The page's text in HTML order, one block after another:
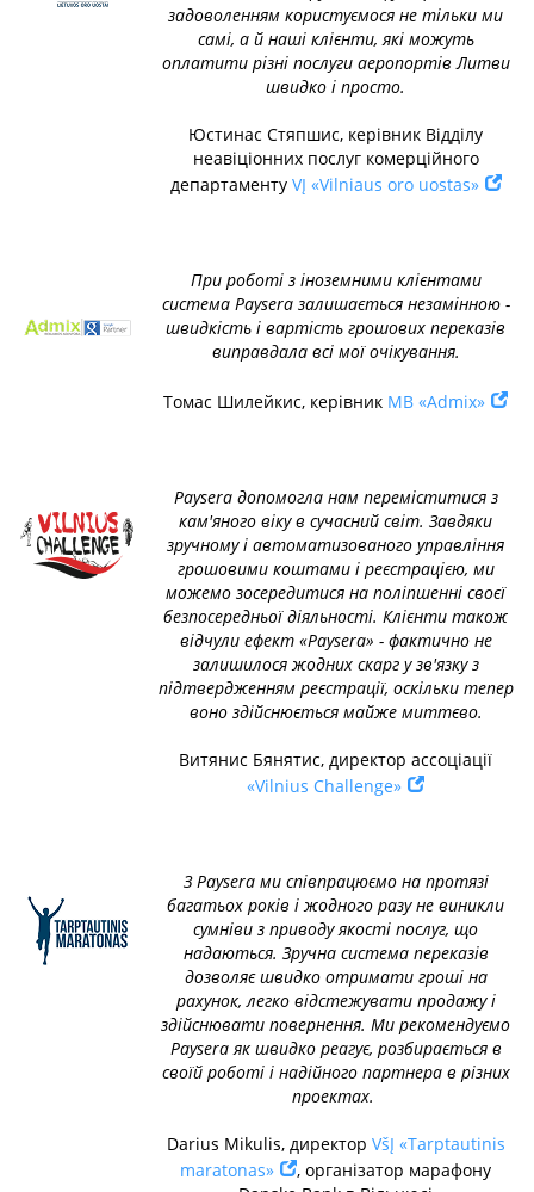
задоволенням користуємося не тільки ми
самі, а й наші клієнти, які можуть
оплатити різні послуги аеропортів Литви
швидко і просто.
Юстинас Стяпшис, керівник Відділу
неавіціонних послуг комерційного
департаменту VĮ «Vilniaus oro uostas»
При роботі з іноземними клієнтами
система Paysera залишається незамінною -
швидкість і вартість грошових переказів
виправдала всі мої очікування.
Томас Шилейкис, керівник MB «Admix»
Paysera допомогла нам переміститися з
кам'яного віку в сучасний світ. Завдяки
зручному і автоматизованого управління
грошовими коштами і реєстрацією, ми
можемо зосередитися на поліпшенні своєї
безпосередньої діяльності. Клієнти також
відчули ефект «Paysera» - фактично не
залишилося жодних скарг у зв'язку з
підтвердженням реєстрації, оскільки тепер
воно здійснюється майже миттєво.
Витянис Бянятис, директор ассоціації
«Vilnius Challenge»
З Paysera ми співпрацюємо на протязі
багатьох років і жодного разу не виникли
сумніви з приводу якості послуг, що
надаються. Зручна система переказів
дозволяє швидко отримати гроші на
рахунок, легко відстежувати продажу і
здійснювати повернення. Ми рекомендуємо
Payserа як швидко реагує, розбирається в
своїй роботі і надійного партнера в різних
проектах.
Darius Mikulis, директор VšĮ «Tarptautinis
maratonas»
, організатор марафону